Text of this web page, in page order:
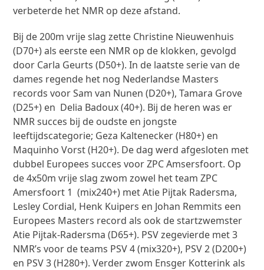
verbeterde het NMR op deze afstand.
Bij de 200m vrije slag zette Christine Nieuwenhuis
(D70+) als eerste een NMR op de klokken, gevolgd
door Carla Geurts (D50+). In de laatste serie van de
dames regende het nog Nederlandse Masters
records voor Sam van Nunen (D20+), Tamara Grove
(D25+) en Delia Badoux (40+). Bij de heren was er
NMR succes bij de oudste en jongste
leeftijdscategorie; Geza Kaltenecker (H80+) en
Maquinho Vorst (H20+). De dag werd afgesloten met
dubbel Europees succes voor ZPC Amsersfoort. Op
de 4x50m vrije slag zwom zowel het team ZPC
Amersfoort 1 (mix240+) met Atie Pijtak Radersma,
Lesley Cordial, Henk Kuipers en Johan Remmits een
Europees Masters record als ook de startzwemster
Atie Pijtak-Radersma (D65+). PSV zegevierde met 3
NMR’s voor de teams PSV 4 (mix320+), PSV 2 (D200+)
en PSV 3 (H280+). Verder zwom Ensger Kotterink als